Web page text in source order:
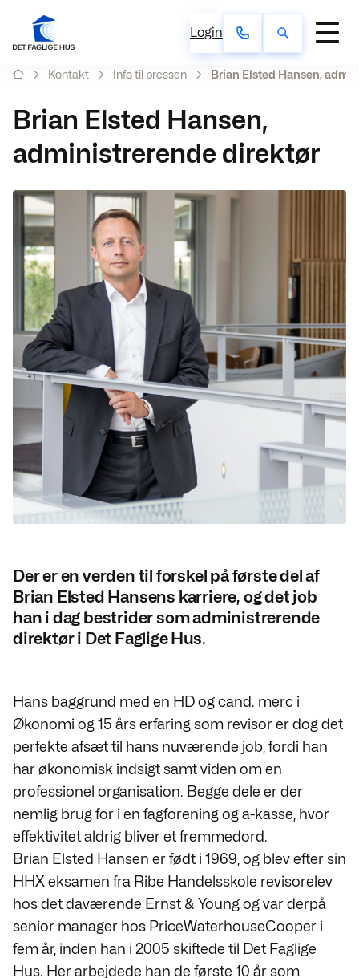
Login
Kontakt Info til pressen Brian Elsted Hansen,
Brian Elsted Hansen,
administrerende direktør
Der er en verden til forskel på første del af
Brian Elsted Hansens karriere, og det job
han i dag bestrider som administrerende
direktør i Det Faglige Hus.
Hans baggrund med en HD og cand. merc i
Økonomi og 15 års erfaring som revisor er dog det
perfekte afsæt til hans nuværende job, fordi han
har økonomisk indsigt samt viden om en
professionel organisation. Begge dele er der
nemlig brug for i en fagforening og a-kasse, hvor
effektivitet aldrig bliver et fremmedord.
Brian Elsted Hansen er født i 1969, og blev efter sin
HHX eksamen fra Ribe Handelsskole revisorelev
hos det daværende Ernst & Young og var derpå
senior manager hos PriceWaterhouseCooper i
fem år, inden han i 2005 skiftede til Det Faglige
Hus. Her arbejdede han de første 10 år som